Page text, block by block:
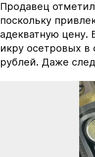
Продавец
поскольку
адекватную цену.
икру осетровых
рублей. Даже